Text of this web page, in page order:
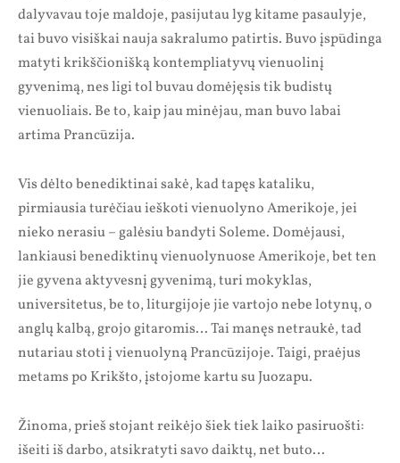
dalyvavau toje maldoje, pasijutau lyg kitame pasaulyje,
tai buvo visiškai nauja sakralumo patirtis. Buvo įspūdinga
matyti krikščionišką kontempliatyvų vienuolinį
gyvenimą, nes ligi tol buvau domėjęsis tik budistų
vienuoliais. Be to, kaip jau minėjau, man buvo labai
artima Prancūzija.
Vis dėlto benediktinai sakė, kad tapęs kataliku,
pirmiausia turėčiau ieškoti vienuolyno Amerikoje, jei
nieko nerasiu – galėsiu bandyti Soleme. Domėjausi,
lankiausi benediktinų vienuolynuose Amerikoje, bet ten
jie gyvena aktyvesnį gyvenimą, turi mokyklas,
universitetus, be to, liturgijoje jie vartojo nebe lotynų, o
anglų kalbą, grojo gitaromis… Tai manęs netraukė, tad
nutariau stoti į vienuolyną Prancūzijoje. Taigi, praėjus
metams po Krikšto, įstojome kartu su Juozapu.
Žinoma, prieš stojant reikėjo šiek tiek laiko pasiruošti:
išeiti iš darbo, atsikratyti savo daiktų, net buto…